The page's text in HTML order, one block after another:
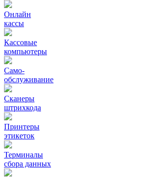
Онлайн
кассы
Кассовые
компьютеры
Само-
обслуживание
Сканеры
штрихкода
Принтеры
этикеток
Терминалы
сбора данных